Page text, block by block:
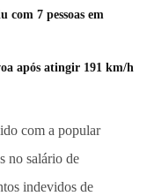
com 7 pessoas em
após atingir 191 km/h
com a popular
no salário de
indevidos de